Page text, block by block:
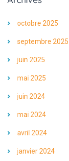
octobre 2025
septembre 2025
juin 2025
mai 2025
juin 2024
mai 2024
avril 2024
janvier 2024